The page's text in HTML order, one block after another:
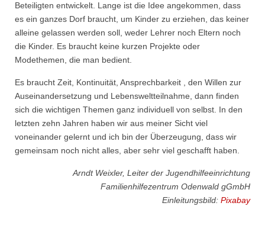
Beteiligten entwickelt. Lange ist die Idee angekommen, dass
es ein ganzes Dorf braucht, um Kinder zu erziehen, das keiner
alleine gelassen werden soll, weder Lehrer noch Eltern noch
die Kinder. Es braucht keine kurzen Projekte oder
Modethemen, die man bedient.
Es braucht Zeit, Kontinuität, Ansprechbarkeit , den Willen zur
Auseinandersetzung und Lebensweltteilnahme, dann finden
sich die wichtigen Themen ganz individuell von selbst. In den
letzten zehn Jahren haben wir aus meiner Sicht viel
voneinander gelernt und ich bin der Überzeugung, dass wir
gemeinsam noch nicht alles, aber sehr viel geschafft haben.
Arndt Weixler, Leiter der Jugendhilfeeinrichtung
Familienhilfezentrum Odenwald gGmbH
Einleitungsbild: Pixabay